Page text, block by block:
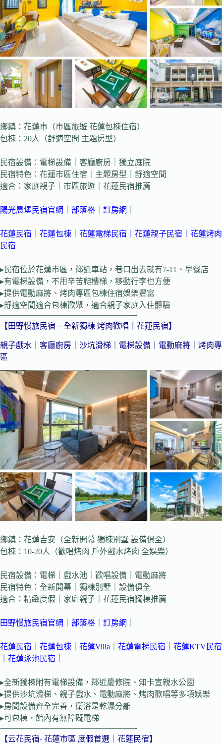
鄉鎮：花蓮市（市區旅遊 花蓮包棟住宿）
包棟：20人（舒適空間 主題房型）
民宿設備：電梯設備｜客廳廚房｜獨立庭院
民宿特色：花蓮市區住宿｜主題房型｜舒適空間
適合：家庭親子｜市區旅遊｜花蓮民宿推薦
陽光晨堡民宿官網 部落格 訂房網
花蓮民宿 花蓮包棟 花蓮電梯民宿 花蓮親子民宿
花蓮烤肉
民宿
▸民宿位於花蓮市區，鄰近車站，巷口出去就有7-11、早餐店
▸有電梯設備，不用辛苦爬樓梯，移動行李也方便
▸提供電動麻將、烤肉專區包棟住宿娛樂豐富
▸舒適空間適合包棟歡聚，適合親子家庭入住體驗
—————————————————-
【田野慢旅民宿 – 全新獨棟 烤肉歡唱｜花蓮民宿】
親子戲水｜客廳廚房｜沙坑滑梯｜電梯設備｜電動麻將｜烤肉專
區
鄉鎮：花蓮吉安（全新開幕 獨棟別墅 設備俱全）
包棟：10-20人（歡唱烤肉 戶外戲水烤肉 全娛樂）
民宿設備：電梯｜戲水池｜歡唱設備｜電動麻將
民宿特色：全新開幕｜獨棟別墅｜設備俱全
適合：精緻度假｜家庭親子｜花蓮民宿獨棟推薦
田野慢旅民宿官網 部落格 訂房網
花蓮民宿 花蓮包棟 花蓮Villa 花蓮電梯民宿
花蓮KTV民宿
花蓮泳池民宿
▸全新獨棟附有電梯設備，鄰近慶修院、知卡宣親水公園
▸提供沙坑滑梯、親子戲水、電動麻將、烤肉歡唱等多項娛樂
▸房間設備齊全完善，衛浴是乾濕分離
▸可包棟，館內有無障礙電梯
—————————————————-
【云花民宿- 花蓮市區 度假首選｜花蓮民宿】